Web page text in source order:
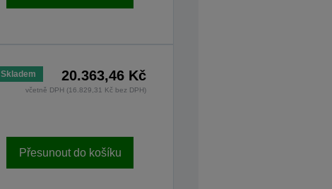
Skladem 20.363,46 Kč
včetně DPH (16.829,31 Kč bez DPH)
Přesunout do košíku